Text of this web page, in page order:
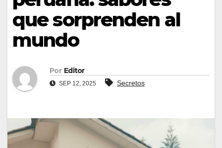
que sorprenden al
mundo
Por Editor
SEP 12, 2025 Secretos